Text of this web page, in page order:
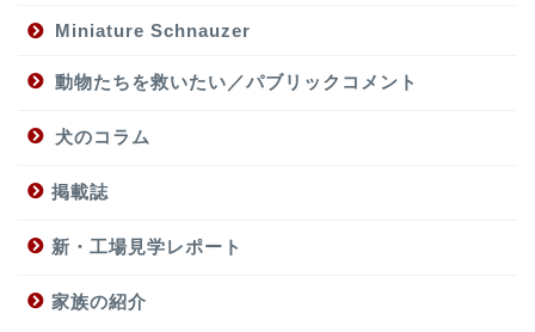
Miniature Schnauzer
動物たちを救いたい／パブリックコメント
犬のコラム
掲載誌
新・工場見学レポート
家族の紹介